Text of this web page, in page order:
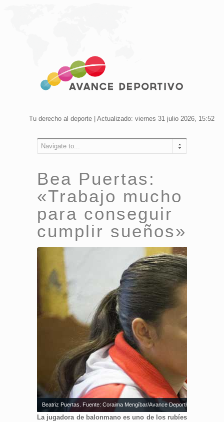
Tu derecho al deporte | Actualizado: viernes 31 julio 2026, 15:52
Navigate to...
Bea Puertas:
«Trabajo mucho
para conseguir
cumplir sueños»
Beatriz Puertas. Fuente: Coraima Mengíbar/Avance Deportivo
La jugadora de balonmano es uno de los rubíes